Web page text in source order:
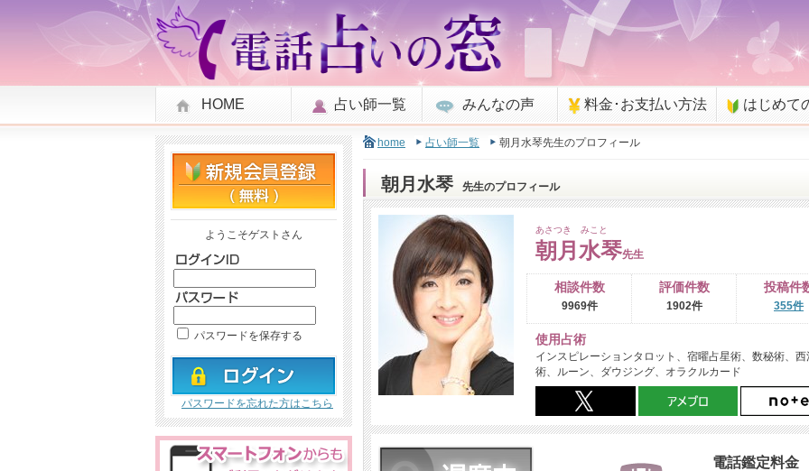
HOME 占い師一覧 みんなの声 料金･お支払い方法 はじめて
ようこそゲストさん
パスワードを保存する
パスワードを忘れた方はこちら
home 占い師一覧 朝月水琴先生のプロフィール
朝月水琴 先生のプロフィール
あさつき みこと
朝月水琴先生
相談件数
9969件
評価件数
1902件
投稿件
355件
使用占術
インスピレーションタロット、宿曜占星術、数秘術、西
術、ルーン、ダウジング、オラクルカード
電話鑑定料金